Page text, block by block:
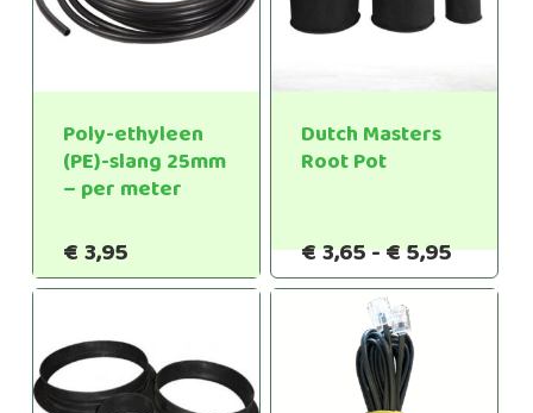
Poly-ethyleen
(PE)-slang 25mm
– per meter
€3,95
Dutch Masters
Root Pot
€3,65-€5,95
€3,65